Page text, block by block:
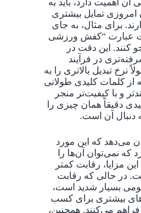
اهمیت دارد، باید به
امروزی تمایل بیشتری
برای مثال، به جای
عبارت “کفش ورزشی
۴۲” را جستجو کنند. این دقت در
در فرآیند
تبدیل بالاتری را به
از کلمات کلیدی طولانی
و با کیفیت‌تر منجر
دقیقاً همان چیزی را
دنبال آن است.
می‌دهد که این مورد
نمی‌توان آن‌ها را
مزایا، رقابت کمتر
در حالی که رقابت
بسیار شدید است،
بیشتری برای کسب
فراهم می‌کنند. همچنین،